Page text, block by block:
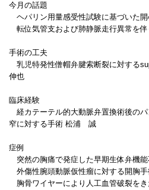
今月の話題
ヘパリン用量感受性試験に基づいた
転位気管支および肺静脈走行異常を
手術の工夫
乳児特発性僧帽弁腱索断裂に対する
伸也
臨床経験
経カテーテル的大動脈弁置換術後の
窄に対する手術 松浦 誠
症例
突然の胸痛で発症した早期生体弁機能
外傷性腕頭動脈仮性瘤に対する開胸
胸骨ワイヤーにより人工血管破裂を